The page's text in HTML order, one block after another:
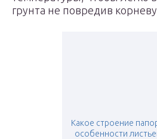
грунта не повредив
Какое строение
особенности